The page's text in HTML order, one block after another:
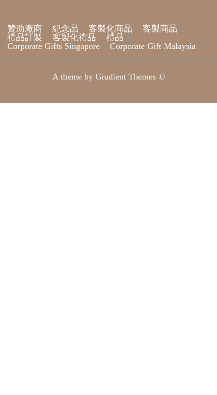
贊助廠商 紀念品 客製化商品
客製商品
禮品訂製
客製化禮品
禮品
Corporate Gifts Singapore
Corporate Gift Malaysia
A theme by Gradient Themes ©